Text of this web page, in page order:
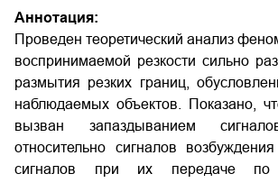
Аннотация:
Проведен теоретический анализ
воспринимаемой резкости сильно
размытия резких границ,
наблюдаемых объектов. Показано,
вызван запаздыванием
относительно сигналов
сигналов при их передаче по